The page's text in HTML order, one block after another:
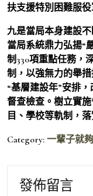
扶支援特別困難服役
九是當局本身建設
當局系統鼎力弘揚“
制330項重點任務，
制，以強無力的舉
“基層建設年”安排
督查檢查。樹立實
目、學校等軌制，
Category: 一輩子就夠
發佈留言